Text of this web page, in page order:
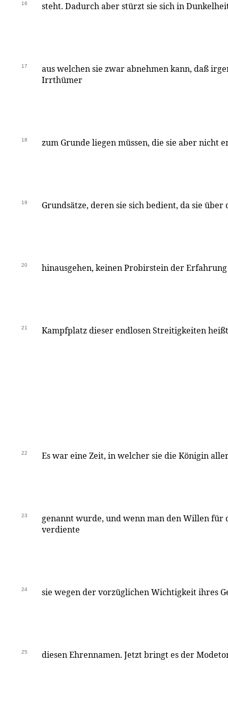
16 steht. Dadurch aber stürzt sie sich in
17
aus welchen sie zwar abnehmen kann, daß
Irrthümer
18 zum Grunde liegen müssen, die sie aber nicht
19 Grundsätze, deren sie sich bedient, da sie
20 hinausgehen, keinen Probirstein der
21 Kampfplatz dieser endlosen Streitigkeiten
22 Es war eine Zeit, in welcher sie die Königin
23
genannt wurde, und wenn man den Willen für
verdiente
24 sie wegen der vorzüglichen Wichtigkeit ihres
25 diesen Ehrennamen. Jetzt bringt es der